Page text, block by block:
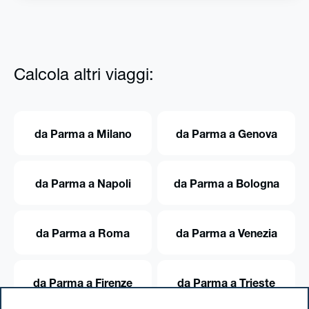
Calcola altri viaggi:
da Parma a Milano da Parma a Genova
da Parma a Napoli da Parma a Bologna
da Parma a Roma da Parma a Venezia
da Parma a Firenze da Parma a Trieste